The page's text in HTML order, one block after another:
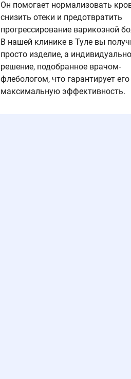
Он помогает нормализовать
снизить отеки и предотвратить
прогрессирование варикозной
В нашей клинике в Туле вы
просто изделие, а
решение, подобранное врачом-
флебологом, что гарантирует его
максимальную эффективность.